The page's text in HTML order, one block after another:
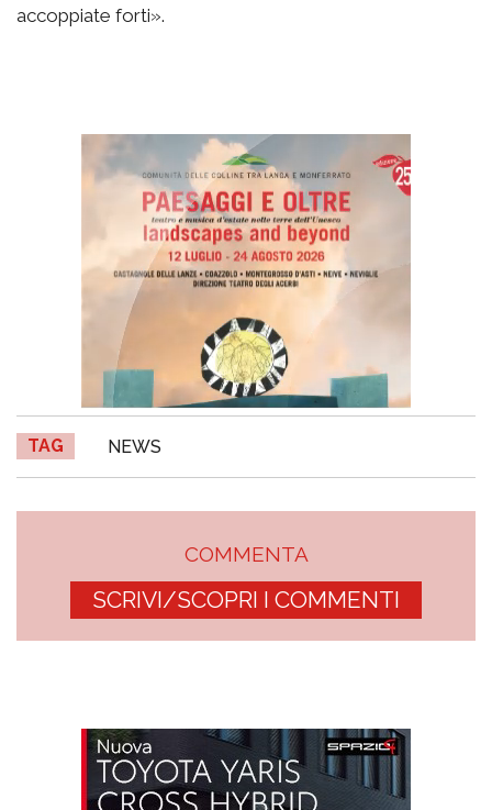
accoppiate forti».
TAG NEWS
COMMENTA
SCRIVI/SCOPRI I COMMENTI